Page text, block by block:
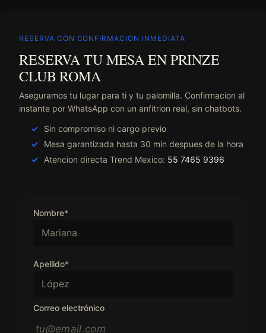
RESERVA CON CONFIRMACION INMEDIATA
RESERVA TU MESA EN PRINZE
CLUB ROMA
Aseguramos tu lugar para ti y tu palomilla. Confirmacion al
instante por WhatsApp con un anfitrion real, sin chatbots.
Sin compromiso ni cargo previo
Mesa garantizada hasta 30 min despues de la hora
Atencion directa Trend Mexico: 55 7465 9396
Nombre*
Apellido*
Correo electrónico